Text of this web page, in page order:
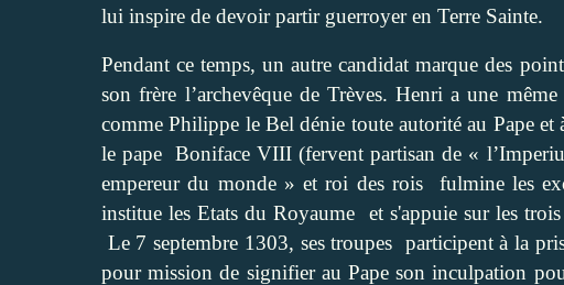
lui inspire de devoir partir guerroyer en Terre Sainte.
Pendant ce temps, un autre candidat marque des
son frère l’archevêque de Trèves. Henri a une même
comme Philippe le Bel dénie toute autorité au Pape et
le pape Boniface VIII (fervent partisan de «
empereur du monde » et roi des rois
fulmine les
institue les Etats du Royaume
et s'appuie sur les
Le 7 septembre 1303, ses troupes participent à la
pour mission de signifier au Pape son inculpation